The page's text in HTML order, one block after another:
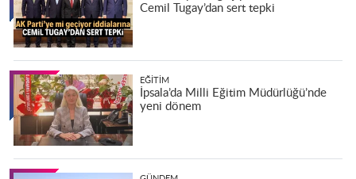
Cemil Tugay’dan sert tepki
EĞITIM
İpsala’da Milli Eğitim Müdürlüğü’nde
yeni dönem